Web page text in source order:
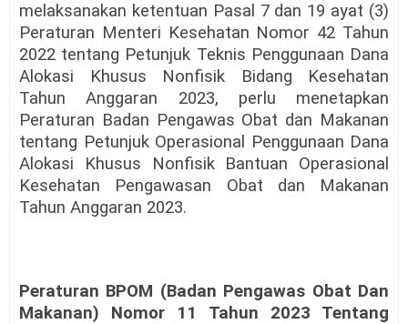
melaksanakan ketentuan Pasal 7 dan 19 ayat (3)
Peraturan Menteri Kesehatan Nomor 42 Tahun
2022 tentang Petunjuk Teknis Penggunaan Dana
Alokasi Khusus Nonfisik Bidang Kesehatan
Tahun Anggaran 2023, perlu menetapkan
Peraturan Badan Pengawas Obat dan Makanan
tentang Petunjuk Operasional Penggunaan Dana
Alokasi Khusus Nonfisik Bantuan Operasional
Kesehatan Pengawasan Obat dan Makanan
Tahun Anggaran 2023.
Peraturan BPOM (Badan Pengawas Obat Dan
Makanan) Nomor 11 Tahun 2023 Tentang